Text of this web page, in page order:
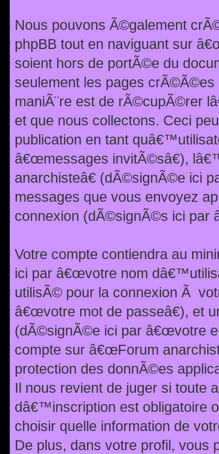
Nous pouvons Ã©galement
phpBB tout en naviguant sur
soient hors de portÃ©e du
seulement les pages
maniÃ¨re est de rÃ©cupÃ©rer
et que nous collectons. Ceci
publication en tant
â€œmessages invitÃ©sâ€),
anarchisteâ€ (dÃ©signÃ©e ici
messages que vous envoyez
connexion (dÃ©signÃ©s ici par
Votre compte contiendra au
ici par â€œvotre nom
utilisÃ© pour la connexion Ã
â€œvotre mot de passeâ€), et
(dÃ©signÃ©e ici par â€œvotre
compte sur â€œForum
protection des donnÃ©es
Il nous revient de juger si toute
dâ€™inscription est obligatoire
choisir quelle information de
De plus, dans votre profil,